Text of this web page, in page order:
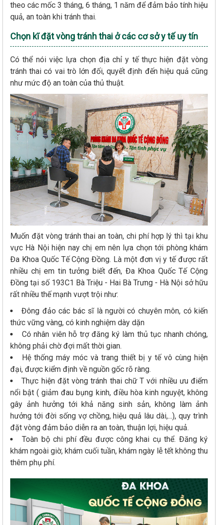
theo các mốc 3 tháng, 6 tháng, 1 năm để đảm bảo tính hiệu
quả, an toàn khi tránh thai.
Chọn kĩ đặt vòng tránh thai ở các cơ sở y tế uy tín
Có thể nói việc lựa chọn địa chỉ y tế thực hiện đặt vòng
tránh thai có vai trò lớn đối, quyết định đến hiệu quả cũng
như mức độ an toàn của thủ thuật.
Muốn đặt vòng tránh thai an toàn, chi phí hợp lý thì tại khu
vực Hà Nội hiện nay chị em nên lựa chọn tới phòng khám
Đa Khoa Quốc Tế Cộng Đồng. Là một đơn vị y tế được rất
nhiều chị em tin tưởng biết đến, Đa Khoa Quốc Tế Cộng
Đồng tại số 193C1 Bà Triệu - Hai Bà Trưng - Hà Nội sở hữu
rất nhiều thế mạnh vượt trội như:
Đông đảo các bác sĩ là người có chuyên môn, có kiến
thức vững vàng, có kinh nghiệm dày dặn
Có nhân viên hỗ trợ đăng ký làm thủ tục nhanh chóng,
không phải chờ đợi mất thời gian.
Hệ thống máy móc và trang thiết bị y tế vô cùng hiện
đại, được kiểm định về nguồn gốc rõ ràng.
Thực hiện đặt vòng tránh thai chữ T với nhiều ưu điểm
nổi bật ( giảm đau bụng kinh, điều hòa kinh nguyệt, không
gây ảnh hưởng tới khả năng sinh sản, không làm ảnh
hưởng tới đời sống vợ chồng, hiệu quả lâu dài,...), quy trình
đặt vòng đảm bảo diễn ra an toàn, thuận lợi, hiệu quả.
Toàn bộ chi phí đều được công khai cụ thể. Đăng ký
khám ngoài giờ, khám cuối tuần, khám ngày lễ tết không thu
thêm phụ phí.